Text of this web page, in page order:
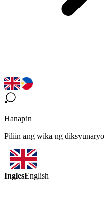
Hanapin
Piliin ang wika ng diksyunaryo
InglesEnglish